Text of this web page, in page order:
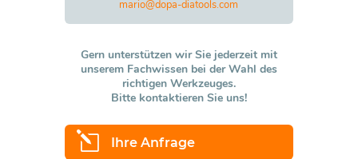
mario@dopa-diatools.com
Gern unterstützen wir Sie jederzeit mit
unserem Fachwissen bei der Wahl des
richtigen Werkzeuges.
Bitte kontaktieren Sie uns!
l Ihre Anfrage